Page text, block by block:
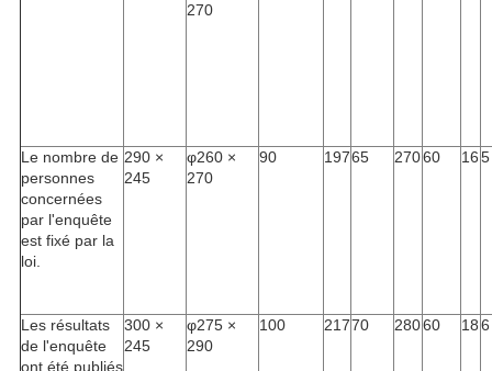
270
Le nombre de
personnes
concernées
par l'enquête
est fixé par la
loi.
290 ×
245
φ260 ×
270
90 19765 27060 165
Les résultats
de l'enquête
ont été publiés
300 ×
245
φ275 ×
290
100 21770 28060 186